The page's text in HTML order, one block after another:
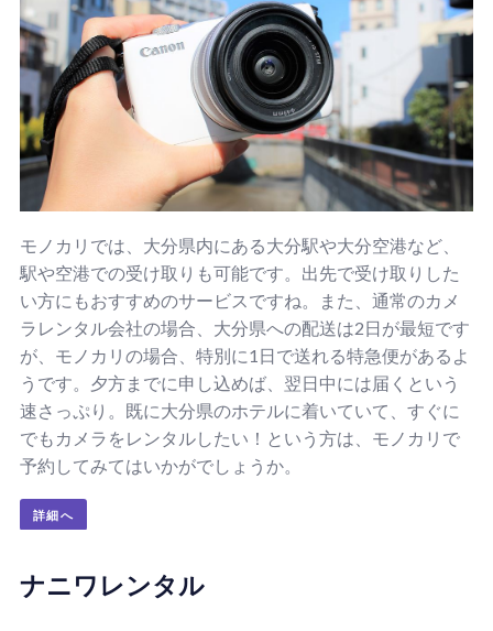
モノカリでは、大分県内にある大分駅や大分空港など、
駅や空港での受け取りも可能です。出先で受け取りした
い方にもおすすめのサービスですね。また、通常のカメ
ラレンタル会社の場合、大分県への配送は2日が最短です
が、モノカリの場合、特別に1日で送れる特急便があるよ
うです。夕方までに申し込めば、翌日中には届くという
速さっぷり。既に大分県のホテルに着いていて、すぐに
でもカメラをレンタルしたい！という方は、モノカリで
予約してみてはいかがでしょうか。
詳細へ
ナニワレンタル